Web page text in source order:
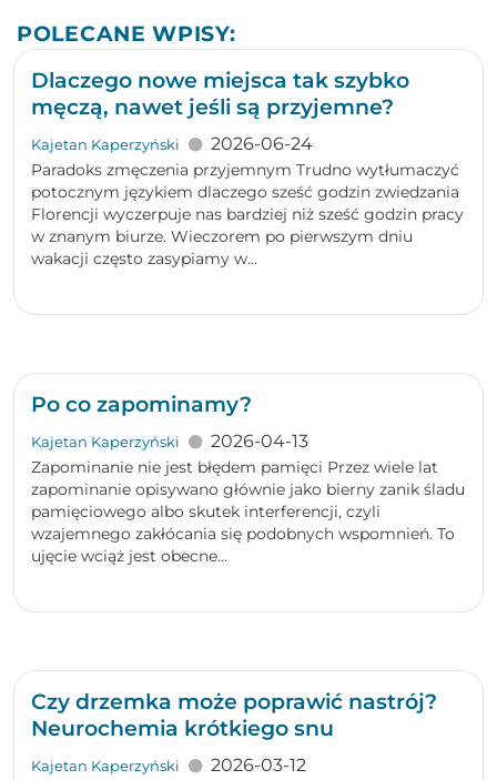
POLECANE WPISY:
Dlaczego nowe miejsca tak szybko
męczą, nawet jeśli są przyjemne?
Kajetan Kaperzyński 2026-06-24
Paradoks zmęczenia przyjemnym Trudno wytłumaczyć
potocznym językiem dlaczego sześć godzin zwiedzania
Florencji wyczerpuje nas bardziej niż sześć godzin pracy
w znanym biurze. Wieczorem po pierwszym dniu
wakacji często zasypiamy w...
Po co zapominamy?
Kajetan Kaperzyński 2026-04-13
Zapominanie nie jest błędem pamięci Przez wiele lat
zapominanie opisywano głównie jako bierny zanik śladu
pamięciowego albo skutek interferencji, czyli
wzajemnego zakłócania się podobnych wspomnień. To
ujęcie wciąż jest obecne...
Czy drzemka może poprawić nastrój?
Neurochemia krótkiego snu
Kajetan Kaperzyński 2026-03-12